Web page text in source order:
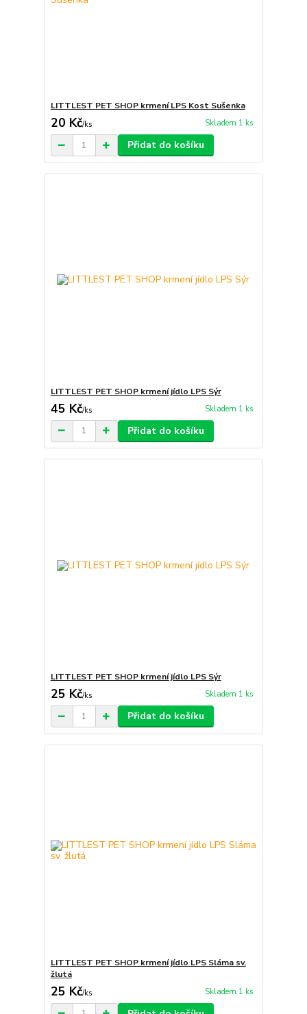
LITTLEST PET SHOP krmení LPS Kost Sušenka
20 Kč/ks Skladem 1 ks
Přidat do košíku
LITTLEST PET SHOP krmení jídlo LPS Sýr
45 Kč/ks Skladem 1 ks
Přidat do košíku
LITTLEST PET SHOP krmení jídlo LPS Sýr
25 Kč/ks Skladem 1 ks
Přidat do košíku
LITTLEST PET SHOP krmení jídlo LPS Sláma sv.
žlutá
25 Kč/ks Skladem 1 ks